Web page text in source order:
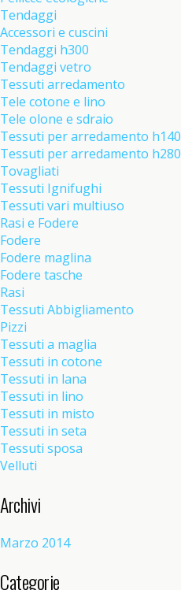
Tendaggi
Accessori e cuscini
Tendaggi h300
Tendaggi vetro
Tessuti arredamento
Tele cotone e lino
Tele olone e sdraio
Tessuti per arredamento h140
Tessuti per arredamento h280
Tovagliati
Tessuti Ignifughi
Tessuti vari multiuso
Rasi e Fodere
Fodere
Fodere maglina
Fodere tasche
Rasi
Tessuti Abbigliamento
Pizzi
Tessuti a maglia
Tessuti in cotone
Tessuti in lana
Tessuti in lino
Tessuti in misto
Tessuti in seta
Tessuti sposa
Velluti
Archivi
Marzo 2014
Categorie